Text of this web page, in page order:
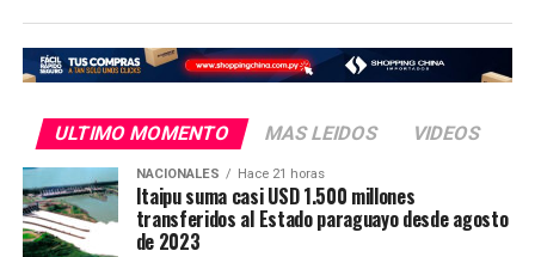
paralizadas hasta el momento.
ULTIMO MOMENTO MAS LEIDOS VIDEOS
NACIONALES Hace 21 horas
Itaipu suma casi USD 1.500 millones
transferidos al Estado paraguayo desde agosto
de 2023